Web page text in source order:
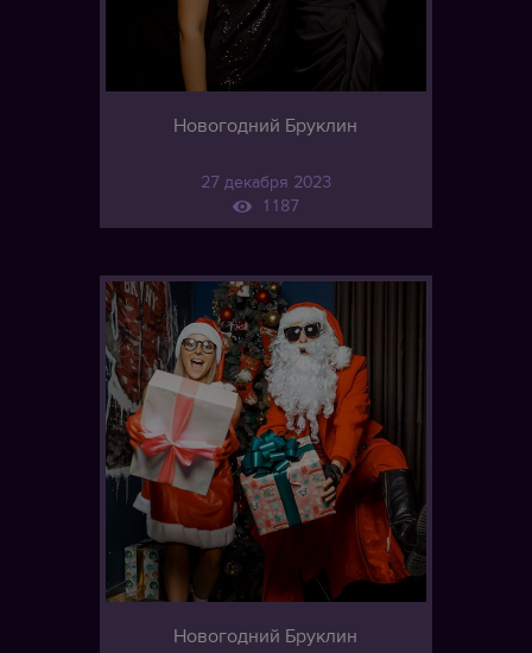
Новогодний Бруклин
27 декабря 2023
1187
Новогодний Бруклин